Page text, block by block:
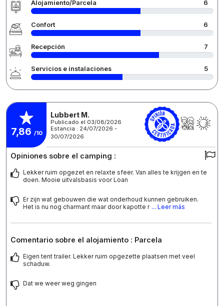
Alojamiento/Parcela 6
Confort 6
Recepción 7
Servicios e instalaciones 5
7,86 /10
Lubbert M.
Publicado el 03/08/2026
Estancia : 24/07/2026 -
30/07/2026
Opiniones sobre el camping :
Lekker ruim opgezet en relaxte sfeer. Van alles te krijgen en te
doen. Mooie uitvalsbasis voor Loan
Er zijn wat gebouwen die wat onderhoud kunnen gebruiken.
Het is nu nog charmant maar door kapotte r ... Leer más
Comentario sobre el alojamiento : Parcela
Eigen tent trailer. Lekker ruim opgezette plaatsen met veel
schaduw.
Dat we weer weg gingen